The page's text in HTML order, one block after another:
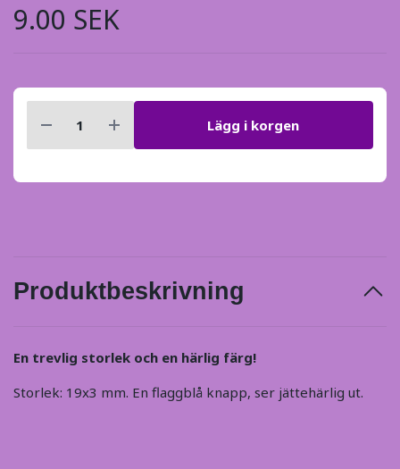
9.00 SEK
Lägg i korgen
Produktbeskrivning
En trevlig storlek och en härlig färg!
Storlek: 19x3 mm. En flaggblå knapp, ser jättehärlig ut.